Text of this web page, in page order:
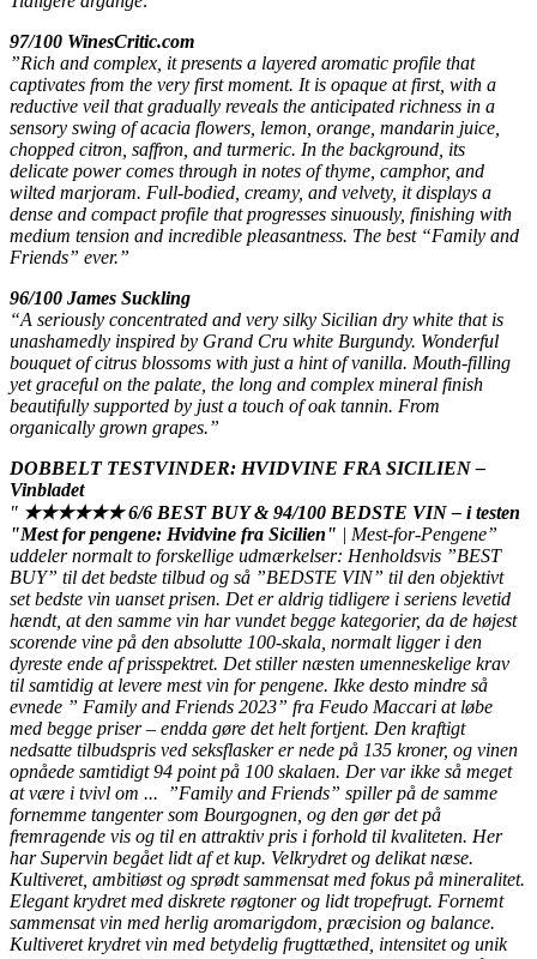
97/100 WinesCritic.com
”Rich and complex, it presents a layered aromatic profile that
captivates from the very first moment. It is opaque at first, with a
reductive veil that gradually reveals the anticipated richness in a
sensory swing of acacia flowers, lemon, orange, mandarin juice,
chopped citron, saffron, and turmeric. In the background, its
delicate power comes through in notes of thyme, camphor, and
wilted marjoram. Full-bodied, creamy, and velvety, it displays a
dense and compact profile that progresses sinuously, finishing with
medium tension and incredible pleasantness. The best “Family and
Friends” ever.”
96/100 James Suckling
“A seriously concentrated and very silky Sicilian dry white that is
unashamedly inspired by Grand Cru white Burgundy. Wonderful
bouquet of citrus blossoms with just a hint of vanilla. Mouth-filling
yet graceful on the palate, the long and complex mineral finish
beautifully supported by just a touch of oak tannin. From
organically grown grapes.”
DOBBELT TESTVINDER: HVIDVINE FRA SICILIEN –
Vinbladet
" ★★★★★★ 6/6 BEST BUY & 94/100 BEDSTE VIN – i testen
"Mest for pengene: Hvidvine fra Sicilien" | Mest-for-Pengene”
uddeler normalt to forskellige udmærkelser: Henholdsvis ”BEST
BUY” til det bedste tilbud og så ”BEDSTE VIN” til den objektivt
set bedste vin uanset prisen. Det er aldrig tidligere i seriens levetid
hændt, at den samme vin har vundet begge kategorier, da de højest
scorende vine på den absolutte 100-skala, normalt ligger i den
dyreste ende af prisspektret. Det stiller næsten umenneskelige krav
til samtidig at levere mest vin for pengene. Ikke desto mindre så
evnede ” Family and Friends 2023” fra Feudo Maccari at løbe
med begge priser – endda gøre det helt fortjent. Den kraftigt
nedsatte tilbudspris ved seksflasker er nede på 135 kroner, og vinen
opnåede samtidigt 94 point på 100 skalaen. Der var ikke så meget
at være i tvivl om ... ”Family and Friends” spiller på de samme
fornemme tangenter som Bourgognen, og den gør det på
fremragende vis og til en attraktiv pris i forhold til kvaliteten. Her
har Supervin begået lidt af et kup. Velkrydret og delikat næse.
Kultiveret, ambitiøst og sprødt sammensat med fokus på mineralitet.
Elegant krydret med diskrete røgtoner og lidt tropefrugt. Fornemt
sammensat vin med herlig aromarigdom, præcision og balance.
Kultiveret krydret vin med betydelig frugttæthed, intensitet og unik